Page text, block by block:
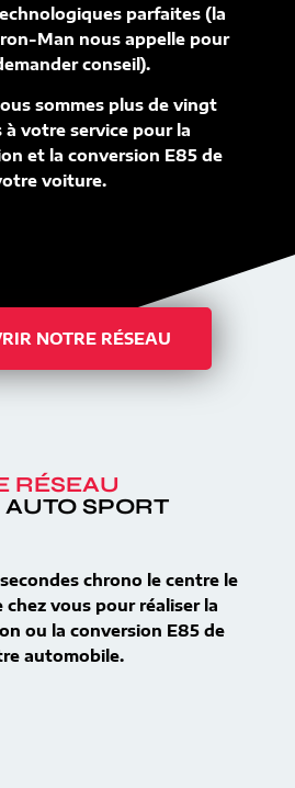
parfaites (la
Man nous appelle pour
conseil).
sommes plus de vingt
à votre service pour la
et la conversion E85 de
voiture.
NOTRE RÉSEAU
RÉSEAU
SPORT
chrono le centre le
chez vous pour réaliser la
ou la conversion E85 de
automobile.